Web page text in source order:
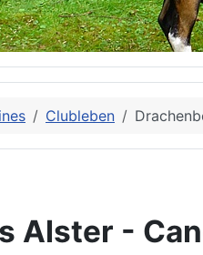
Clubleben
Alster -